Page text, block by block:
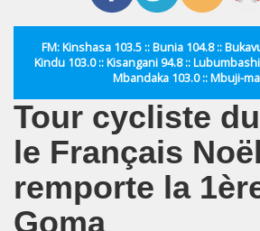
FM: Kinshasa 103.5 :: Bunia 104.8 ::
Kindu 103.0 :: Kisangani 94.8 ::
Mbandaka 103.0 :: Mbuji-
Tour cycliste
le Français
remporte la
Goma